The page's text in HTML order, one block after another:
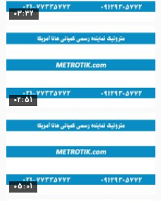
03:32
02:51
05:01